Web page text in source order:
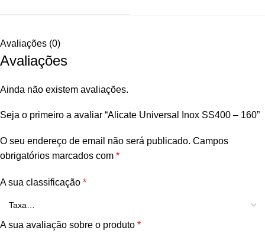
Avaliações (0)
Avaliações
Ainda não existem avaliações.
Seja o primeiro a avaliar “Alicate Universal Inox SS400 – 160”
O seu endereço de email não será publicado. Campos
obrigatórios marcados com *
A sua classificação *
A sua avaliação sobre o produto *